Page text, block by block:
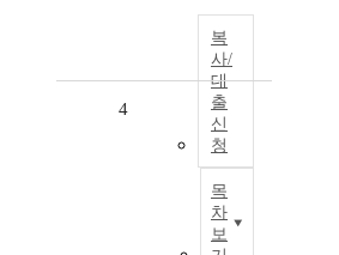
복
사/
대
출
신
청
목
차
보
4